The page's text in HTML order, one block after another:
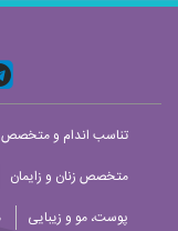
تناسب اندام و متخصص
متخصص زنان و زایمان
پوست، مو و زیبایی